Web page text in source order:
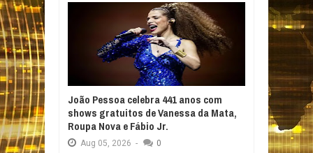
João Pessoa celebra 441 anos com
shows gratuitos de Vanessa da Mata,
Roupa Nova e Fábio Jr.
Aug 05, 2026 - 0